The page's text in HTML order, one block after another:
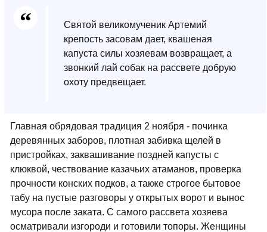
Святой великомученик Артемий
крепость засовам дает, квашеная
капуста силы хозяевам возвращает, а
звонкий лай собак на рассвете добрую
охоту предвещает.
Главная обрядовая традиция 2 ноября - починка
деревянных заборов, плотная забивка щелей в
пристройках, заквашивание поздней капусты с
клюквой, чествование казачьих атаманов, проверка
прочности конских подков, а также строгое бытовое
табу на пустые разговоры у открытых ворот и вынос
мусора после заката. С самого рассвета хозяева
осматривали изгороди и готовили топоры. Женщины